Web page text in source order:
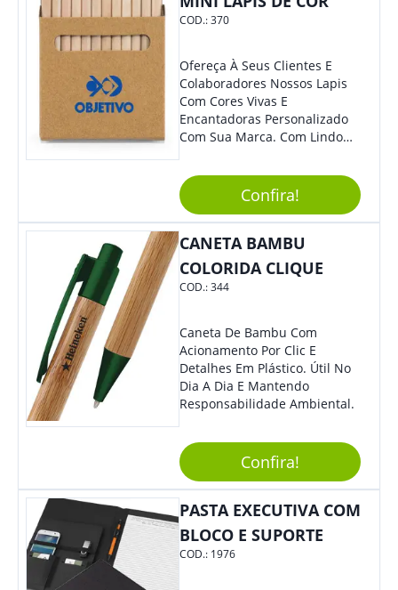
COD.:370
Ofereça À Seus Clientes E
Colaboradores Nossos Lapis
Com Cores Vivas E
Encantadoras Personalizado
Com Sua Marca. Com Lindo
Para Diversas Ocasiões.
Perfeito, Não É?!
Confira!
CANETA BAMBU
COLORIDA CLIQUE
COD.:344
Caneta De Bambu Com
Acionamento Por Clic E
Detalhes Em Plástico. Útil No
Dia A Dia E Mantendo
Responsabilidade Ambiental.
Confira!
PASTA EXECUTIVA COM
BLOCO E SUPORTE
COD.: 1976